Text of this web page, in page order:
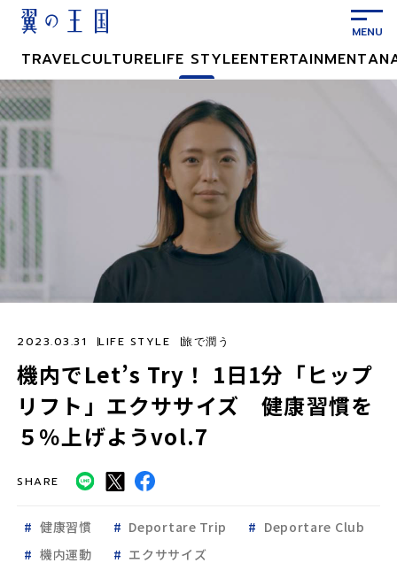
ン
テ
ン
ツ
に
キ
ッ
プ
TRAVELCULTURELIFE STYLEENTERTAINMENT
機内でLet’s Try！ 1日1分「ヒップ
リフト」エクササイズ 健康習慣を
５％上げようvol.7
2023.03.31 LIFE STYLE 旅で潤う
SHARE
健康習慣 Deportare Trip
Deportare Club
機内運動
エクササイズ